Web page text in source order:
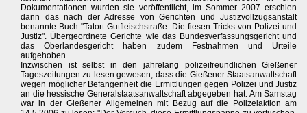
Dokumentationen wurden sie veröffentlicht, im Sommer 2007 erschien
dann das nach der Adresse von Gerichten und Justizvollzugsanstalt
benannte Buch "Tatort Gutfleischstraße. Die fiesen Tricks von Polizei und
Justiz". Übergeordnete Gerichte wie das Bundesverfassungsgericht und
das Oberlandesgericht haben zudem Festnahmen und Urteile
aufgehoben.
Inzwischen ist selbst in den jahrelang polizeifreundlichen Gießener
Tageszeitungen zu lesen gewesen, dass die Gießener Staatsanwaltschaft
wegen möglicher Befangenheit die Ermittlungen gegen Polizei und Justiz
an die hessische Generalstaatsanwaltschaft abgegeben hat. Am Samstag
war in der Gießener Allgemeinen mit Bezug auf die Polizeiaktion am